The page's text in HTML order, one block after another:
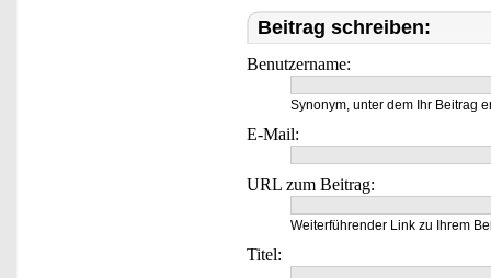
Beitrag schreiben:
Benutzername:
Synonym, unter dem Ihr Beitrag
E-Mail:
URL zum Beitrag:
Weiterführender Link zu Ihrem
Titel: